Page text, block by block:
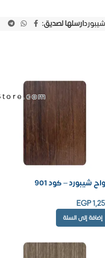
شيبوردارسلها لصديق:
شيبورد – كود 901
EGP
إضافة إلى السلة